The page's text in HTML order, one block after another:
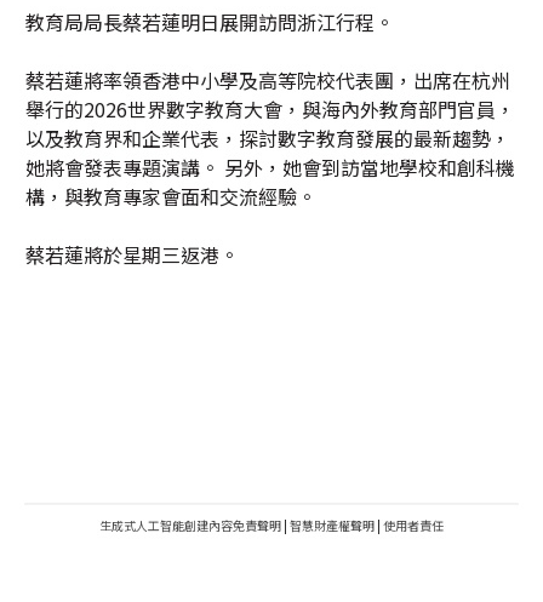
教育局局長蔡若蓮明日展開訪問浙江行程。
蔡若蓮將率領香港中小學及高等院校代表團，出席在杭州
舉行的2026世界數字教育大會，與海內外教育部門官員，
以及教育界和企業代表，探討數字教育發展的最新趨勢，
她將會發表專題演講。 另外，她會到訪當地學校和創科機
構，與教育專家會面和交流經驗。
蔡若蓮將於星期三返港。
生成式人工智能創建內容免責聲明 | 智慧財產權聲明 | 使用者責任